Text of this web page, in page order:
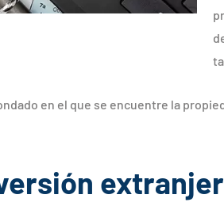
en el que se encuentre la